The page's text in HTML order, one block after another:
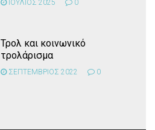
ΙΟΥΛΙΟΣ 2025 0
Τρολ και κοινωνικό
τρολάρισμα
ΣΕΠΤΕΜΒΡΙΟΣ 2022 0